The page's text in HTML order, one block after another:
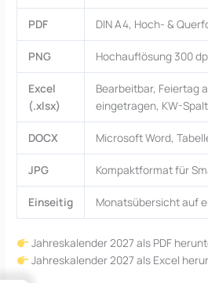
PDF DIN A4, Hoch- &
PNG Hochauflösung 300
Excel
(.xlsx)
Bearbeitbar, Feiertag
eingetragen, KW-
DOCX Microsoft Word,
JPG Kompaktformat für
Einseitig Monatsübersicht auf
Jahreskalender 2027 als PDF
Jahreskalender 2027 als Excel